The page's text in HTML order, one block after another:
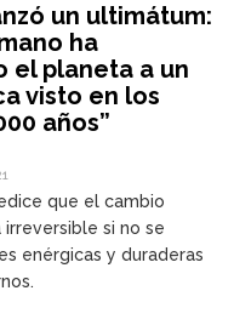
un ultimátum:
ha
el planeta a un
visto en los
años”
que el cambio
si no se
enérgicas y duraderas